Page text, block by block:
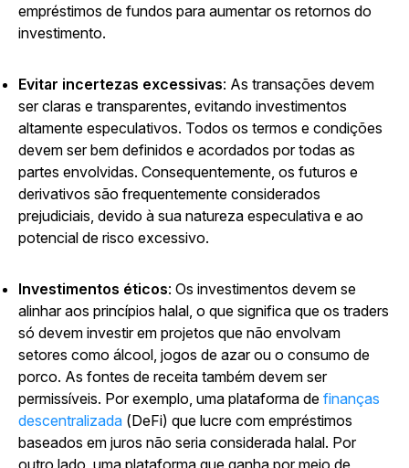
empréstimos de fundos para aumentar os retornos do
investimento.
Evitar incertezas excessivas: As transações devem
ser claras e transparentes, evitando investimentos
altamente especulativos. Todos os termos e condições
devem ser bem definidos e acordados por todas as
partes envolvidas. Consequentemente, os futuros e
derivativos são frequentemente considerados
prejudiciais, devido à sua natureza especulativa e ao
potencial de risco excessivo.
Investimentos éticos: Os investimentos devem se
alinhar aos princípios halal, o que significa que os traders
só devem investir em projetos que não envolvam
setores como álcool, jogos de azar ou o consumo de
porco. As fontes de receita também devem ser
permissíveis. Por exemplo, uma plataforma de finanças
descentralizada (DeFi) que lucre com empréstimos
baseados em juros não seria considerada halal. Por